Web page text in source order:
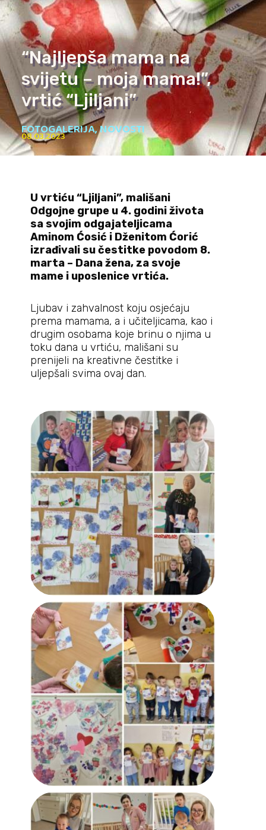
“Najljepša mama na
svijetu – moja mama!”,
vrtić “Ljiljani”
FOTOGALERIJA,NOVOSTI
08.03.2023
U vrtiću “Ljiljani”, mališani
Odgojne grupe u 4. godini života
sa svojim odgajateljicama
Aminom Ćosić i Dženitom Ćorić
izrađivali su čestitke povodom 8.
marta – Dana žena, za svoje
mame i uposlenice vrtića.
Ljubav i zahvalnost koju osjećaju
prema mamama, a i učiteljicama, kao i
drugim osobama koje brinu o njima u
toku dana u vrtiću, mališani su
prenijeli na kreativne čestitke i
uljepšali svima ovaj dan.